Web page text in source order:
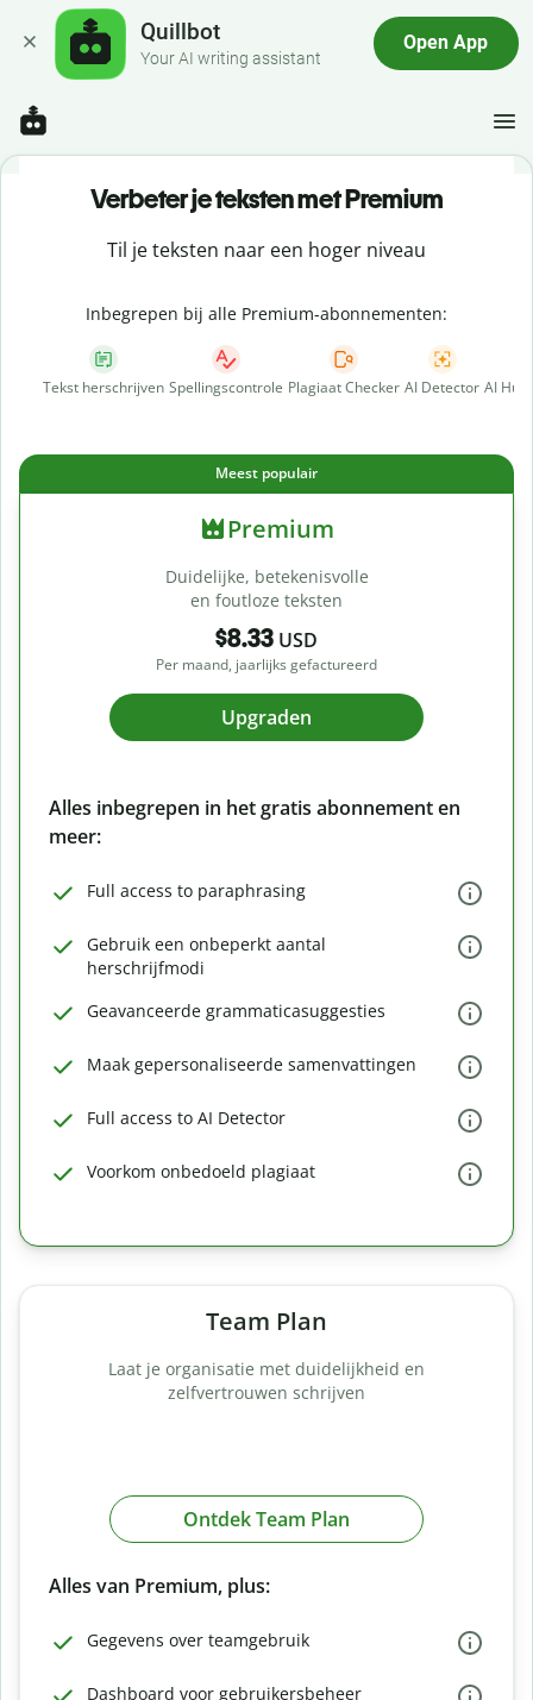
Quillbot
Your AI writing assistant
Open App
Verbeter je teksten met Premium
Til je teksten naar een hoger niveau
Inbegrepen bij alle Premium-abonnementen:
Tekst herschrijven Spellingscontrole Plagiaat Checker AI Detector AI
Meest populair
Premium
Duidelijke, betekenisvolle
en foutloze teksten
$8.33 USD
Per maand, jaarlijks gefactureerd
Upgraden
Alles inbegrepen in het gratis abonnement en
meer:
Full access to paraphrasing
Gebruik een onbeperkt aantal
herschrijfmodi
Geavanceerde grammaticasuggesties
Maak gepersonaliseerde samenvattingen
Full access to AI Detector
Voorkom onbedoeld plagiaat
Team Plan
Laat je organisatie met duidelijkheid en
zelfvertrouwen schrijven
Ontdek Team Plan
Alles van Premium, plus:
Gegevens over teamgebruik
Dashboard voor gebruikersbeheer